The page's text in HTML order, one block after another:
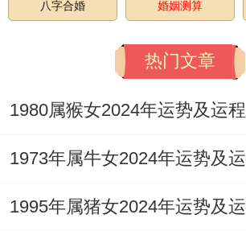
方式，避免烈火烹油之争吵。
关键流年吉凶与五行生克逻辑
流年如舟，载运而行，于婚姻
往，2006丙戌年比肩重现，
年支根基，且戌为火库，加
八字合婚 婚姻测算
热门文章